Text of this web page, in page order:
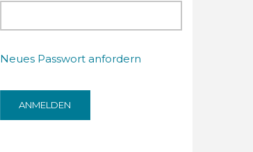
Neues Passwort anfordern